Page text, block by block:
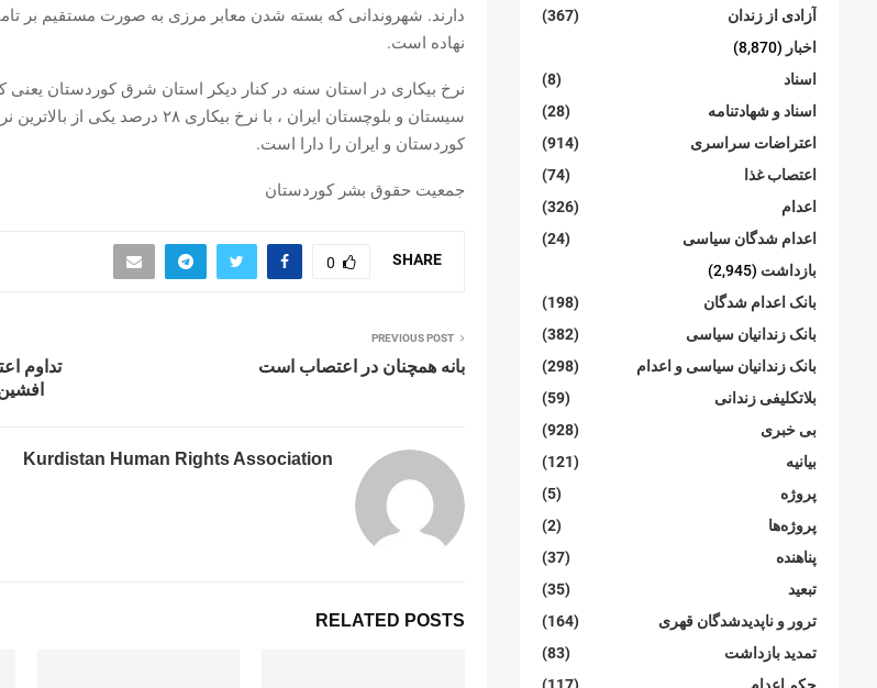
دارند. شهروندانی که بسته شدن معابر مرزی به صورت مستقیم بر تامین
نهاده است.
نرخ بیکاری در استان سنە در کنار دیکر استان شرق کوردستان یعنی
سیستان و بلوچستان ایران ، با نرخ بیکاری
کوردستان و ایران را دارا است.
جمعیت حقوق بشر کوردستان
SHARE
0
PREVIOUS POST
بانە همچنان در اعتصاب است
تداوم
Kurdistan Human Rights Association
RELATED POSTS
آزادی از زندان
(367)
اخبار (8,870)
اسناد
(8)
اسناد و شهادتنامە
(28)
اعتراضات سراسری
(914)
اعتصاب غذا
(74)
اعدام
(326)
اعدام شدگان سیاسی
(24)
بازداشت (2,945)
بانک اعدام شدگان
(198)
بانک زندانیان سیاسی
(382)
بانک زندانیان سیاسی و اعدام
(298)
بلاتکلیفی زندانی
(59)
بی خبری
(928)
بیانیە
(121)
پروژە
(5)
پروژەها
(2)
پناهنده
(37)
تبعید
(35)
ترور و ناپدیدشدگان قهری
(164)
تمدید بازداشت
(83)